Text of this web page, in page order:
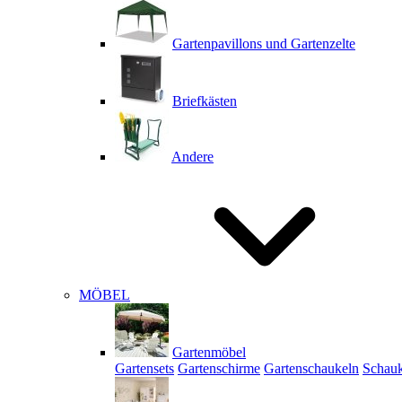
Gartenpavillons und Gartenzelte
Briefkästen
Andere
MÖBEL
Gartenmöbel
Gartensets Gartenschirme Gartenschaukeln